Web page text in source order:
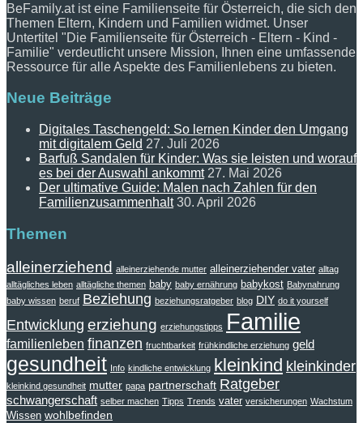
BeFamily.at ist eine Familienseite für Österreich, die sich den
Themen Eltern, Kindern und Familien widmet. Unser
Untertitel "Die Familienseite für Österreich - Eltern - Kind -
Familie" verdeutlicht unsere Mission, Ihnen eine umfassende
Ressource für alle Aspekte des Familienlebens zu bieten.
Neue Beiträge
Digitales Taschengeld: So lernen Kinder den Umgang
mit digitalem Geld 27. Juli 2026
Barfuß Sandalen für Kinder: Was sie leisten und worauf
es bei der Auswahl ankommt 27. Mai 2026
Der ultimative Guide: Malen nach Zahlen für den
Familienzusammenhalt 30. April 2026
Themen
alleinerziehend alleinerziehende mutter alleinerziehender vater alltag
alltägliches leben alltägliche themen baby baby ernährung babykost Babynahrung
baby wissen beruf Beziehung beziehungsratgeber blog DIY do it yourself
Entwicklung erziehung erziehungstipps Familie
familienleben finanzen fruchtbarkeit frühkindliche erziehung geld
gesundheit Info kindliche entwicklung kleinkind kleinkinder
kleinkind gesundheit mutter papa partnerschaft Ratgeber
schwangerschaft selber machen Tipps Trends vater versicherungen Wachstum
Wissen wohlbefinden